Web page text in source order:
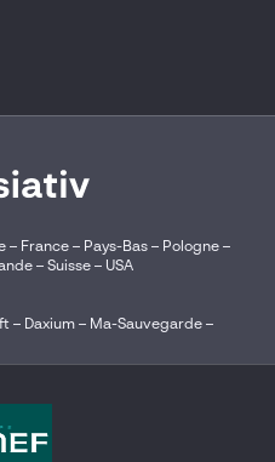
– France– Pays-Bas– Pologne–
– Suisse– USA
– Daxium – Ma-Sauvegarde –